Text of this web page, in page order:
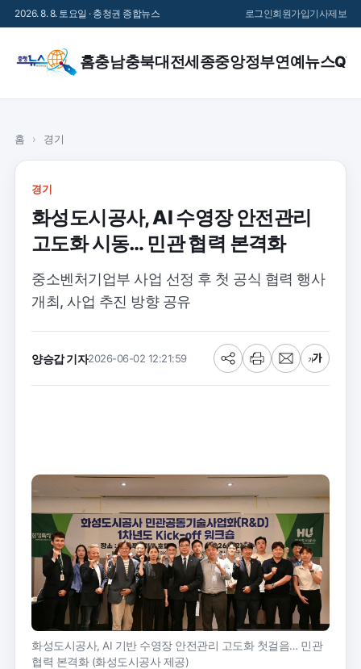
2026. 8. 8. 토요일 · 충청권 종합뉴스 로그인회원가입기사제보
홈충남충북대전세종중앙정부연예 뉴스
홈 › 경기
경기
화성도시공사, AI 수영장 안전관리
고도화 시동… 민관 협력 본격화
중소벤처기업부 사업 선정 후 첫 공식 협력 행사
개최, 사업 추진 방향 공유
양승갑 기자2026-06-02 12:21:59
공
유
프
린
메
일
글
씨
화성도시공사, AI 기반 수영장 안전관리 고도화 첫걸음… 민관
협력 본격화 (화성도시공사 제공)